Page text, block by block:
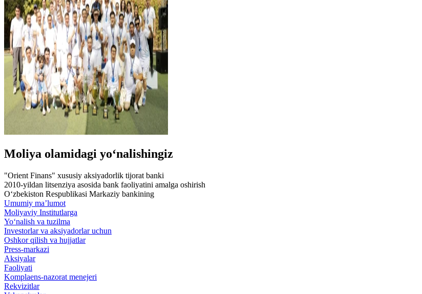
Moliya olamidagi yo‘nalishingiz
"Orient Finans" xususiy aksiyadorlik tijorat banki
2010-yildan litsenziya asosida bank faoliyatini amalga oshirish
O‘zbekiston Respublikasi Markaziy bankining
Umumiy ma’lumot
Moliyaviy Institutlarga
Yo‘nalish va tuzilma
Investorlar va aksiyadorlar uchun
Oshkor qilish va hujjatlar
Press-markazi
Aksiyalar
Faoliyati
Komplaens-nazorat menejeri
Rekvizitlar